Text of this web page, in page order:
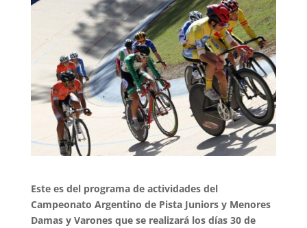
Este es del programa de actividades del
Campeonato Argentino de Pista Juniors y Menores
Damas y Varones que se realizará los días 30 de